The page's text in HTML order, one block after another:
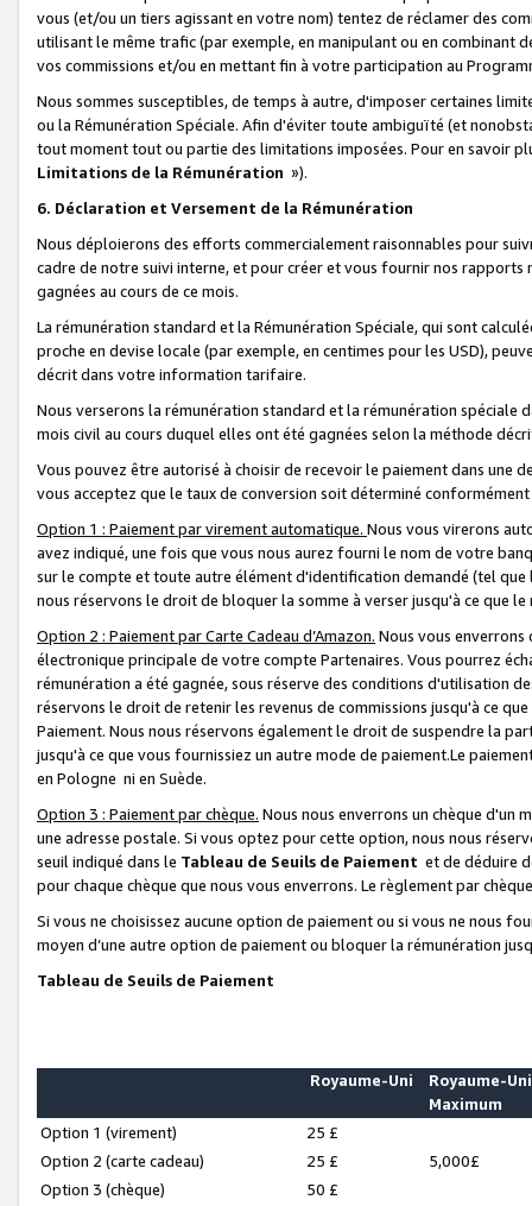
vous (et/ou un tiers agissant en votre nom) tentez de réclamer des
utilisant le même trafic (par exemple, en manipulant ou en combinant
vos commissions et/ou en mettant fin à votre participation au
Nous sommes susceptibles, de temps à autre, d'imposer certaines
ou la Rémunération Spéciale. Afin d'éviter toute ambiguïté (et
tout moment tout ou partie des limitations imposées. Pour en savoir
Limitations de la Rémunération »).
6. Déclaration et Versement de la Rémunération
Nous déploierons des efforts commercialement raisonnables pour
cadre de notre suivi interne, et pour créer et vous fournir nos
gagnées au cours de ce mois.
La rémunération standard et la Rémunération Spéciale, qui sont
proche en devise locale (par exemple, en centimes pour les USD),
décrit dans votre information tarifaire.
Nous verserons la rémunération standard et la rémunération spéciale
mois civil au cours duquel elles ont été gagnées selon la méthode
Vous pouvez être autorisé à choisir de recevoir le paiement dans une
vous acceptez que le taux de conversion soit déterminé
Option 1 : Paiement par virement automatique. Nous vous virerons
avez indiqué, une fois que vous nous aurez fourni le nom de votre
sur le compte et toute autre élément d'identification demandé (tel que
nous réservons le droit de bloquer la somme à verser jusqu'à ce que
Option 2 : Paiement par Carte Cadeau d’Amazon. Nous vous
électronique principale de votre compte Partenaires. Vous pourrez
rémunération a été gagnée, sous réserve des conditions d'utilisation
réservons le droit de retenir les revenus de commissions jusqu'à ce
Paiement. Nous nous réservons également le droit de suspendre la
jusqu'à ce que vous fournissiez un autre mode de paiement.Le
en Pologne ni en Suède.
Option 3 : Paiement par chèque. Nous nous enverrons un chèque d'un
une adresse postale. Si vous optez pour cette option, nous nous
seuil indiqué dans le Tableau de Seuils de Paiement et de déduire
pour chaque chèque que nous vous enverrons. Le règlement par
Si vous ne choisissez aucune option de paiement ou si vous ne nous
moyen d’une autre option de paiement ou bloquer la rémunération
Tableau de Seuils de Paiement
Royaume-Uni
Royaume-Uni
Maximum
Option 1 (virement)
25 £
Option 2 (carte cadeau)
25 £
5,000£
Option 3 (chèque)
50 £